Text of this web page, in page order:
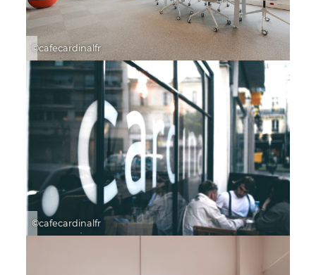
©cafecardinalfr
©cafecardinalfr